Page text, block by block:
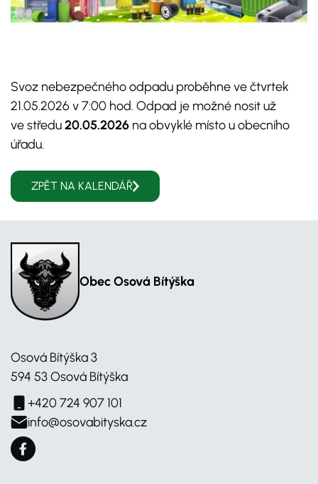
Svoz nebezpečného odpadu proběhne ve čtvrtek
21.05.2026 v 7:00 hod. Odpad je možné nosit už
ve středu20.05.2026 na obvyklé místo u obecního
úřadu.
ZPĚT NA KALENDÁŘ
Obec Osová Bítýška
Osová Bítýška 3
594 53 Osová Bítýška
+420 724 907 101
info@osovabityska.cz